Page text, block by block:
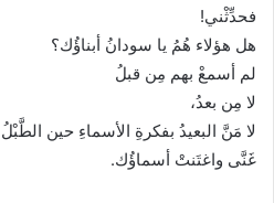
فحدِّثْني!
هل هؤلاء هُمُ يا سودانُ أبناؤُك؟
لم أسمعْ بهم مِن قبلُ
لا مِن بعدُ،
لا مَنَّ البعيدُ بفكرةِ الأسماءِ حين الطَّبْلُ
غَنَّى واغتَنتْ أسماؤُك.